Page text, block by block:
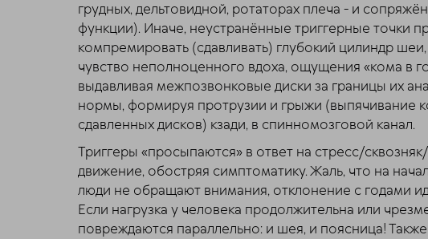
грудных, дельтовидной, ротаторах плеча - и
функции). Иначе, неустранённые триггерные точки
компремировать (сдавливать) глубокий цилиндр
чувство неполноценного вдоха, ощущения «кома в
выдавливая межпозвонковые диски за границы их
нормы, формируя протрузии и грыжи (выпячивание
сдавленных дисков) кзади, в спинномозговой канал.
Триггеры «просыпаются» в ответ на стресс/
движение, обостряя симптоматику. Жаль, что на
люди не обращают внимания, отклонение с годами
Если нагрузка у человека продолжительна или
повреждаются параллельно: и шея, и поясница!